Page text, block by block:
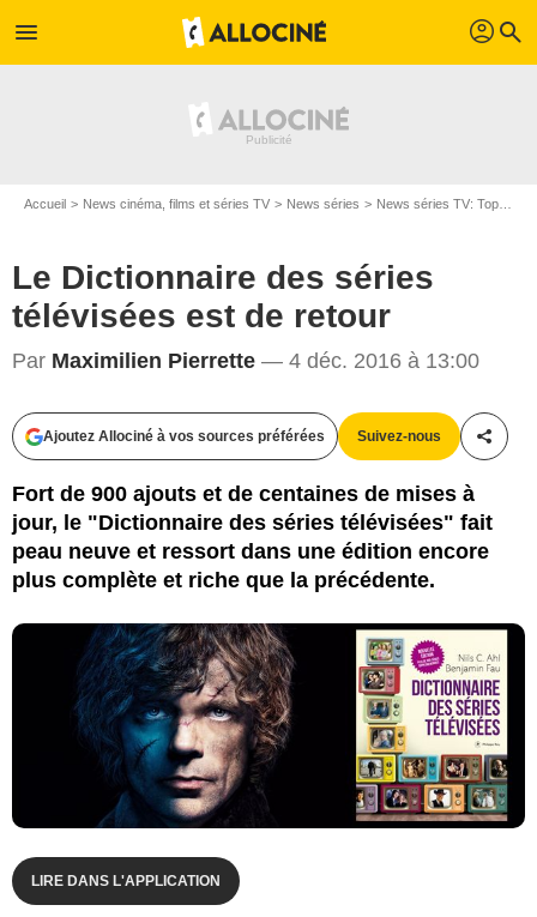
menu profil search
Accueil News cinéma, films et séries TV News séries News séries TV: Top et Flop
Le Dictionnaire des séries
télévisées est de retour
Par Maximilien Pierrette — 4 déc. 2016 à 13:00
Ajoutez Allociné à vos sources préférées Suivez-nous
Fort de 900 ajouts et de centaines de mises à
jour, le "Dictionnaire des séries télévisées" fait
peau neuve et ressort dans une édition encore
plus complète et riche que la précédente.
LIRE DANS L'APPLICATION